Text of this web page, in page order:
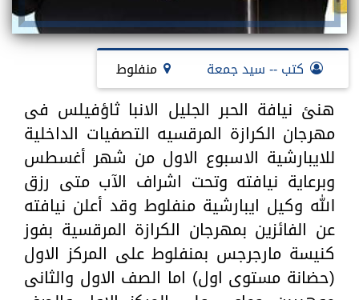
كتب -- سيد جمعة منفلوط
هنئ نيافة الحبر الجليل الانبا ثاؤفيلس فى
مهرجان الكرازة المرقسيه التصفيات الداخلية
للايبارشية الاسبوع الاول من شهر أغسطس
وبرعاية نيافته وتحت اشراف الآب متى رزق
الله وكيل ايبارشية منفلوط وقد أعلن نيافته
عن الفائزين بمهرجان الكرازة المرقسية بفوز
كنيسة مارجرجس بمنفلوط على المركز الاول
(حضانة مستوى اول) اما الصف الاول والثانى